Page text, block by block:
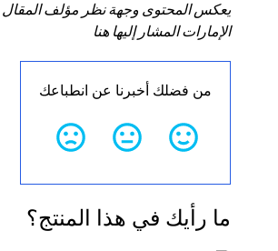
يعكس المحتوى وجهة نظر مؤلف المقال
الإمارات المشار إليها هنا
من فضلك أخبرنا عن انطباعك
ما رأيك في هذا المنتج؟